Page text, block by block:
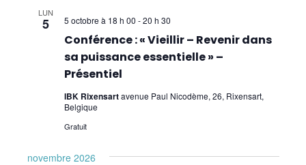
Premiers Secours
Sciences
LUN
5
Conférence : « Vieillir – Revenir dans
sa puissance essentielle » –
Présentiel
5 octobre à 18 h 00 -20 h 30
IBK Rixensartavenue Paul Nicodème, 26, Rixensart,
Belgique
Gratuit
novembre 2026